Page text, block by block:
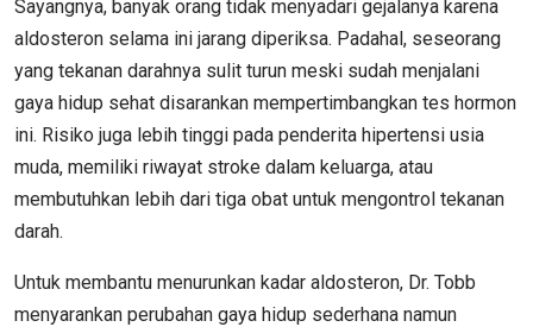
Sayangnya, banyak orang tidak menyadari gejalanya karena
aldosteron selama ini jarang diperiksa. Padahal, seseorang
yang tekanan darahnya sulit turun meski sudah menjalani
gaya hidup sehat disarankan mempertimbangkan tes hormon
ini. Risiko juga lebih tinggi pada penderita hipertensi usia
muda, memiliki riwayat stroke dalam keluarga, atau
membutuhkan lebih dari tiga obat untuk mengontrol tekanan
darah.
Untuk membantu menurunkan kadar aldosteron, Dr. Tobb
menyarankan perubahan gaya hidup sederhana namun